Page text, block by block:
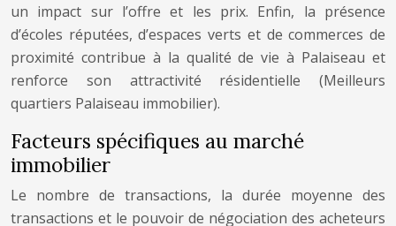
un impact sur l’offre et les prix. Enfin, la présence
d’écoles réputées, d’espaces verts et de commerces de
proximité contribue à la qualité de vie à Palaiseau et
renforce son attractivité résidentielle (Meilleurs
quartiers Palaiseau immobilier).
Facteurs spécifiques au marché
immobilier
Le nombre de transactions, la durée moyenne des
transactions et le pouvoir de négociation des acheteurs